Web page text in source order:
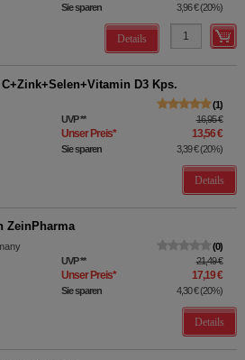
Sie sparen 3,96 €(20%)
Details
D3 Kps.
1
UVP** 16,95 €
Unser Preis* 13,56 €
Sie sparen 3,39 €(20%)
Details
ZeinPharma
0
UVP** 21,49 €
Unser Preis* 17,19 €
Sie sparen 4,30 €(20%)
Details